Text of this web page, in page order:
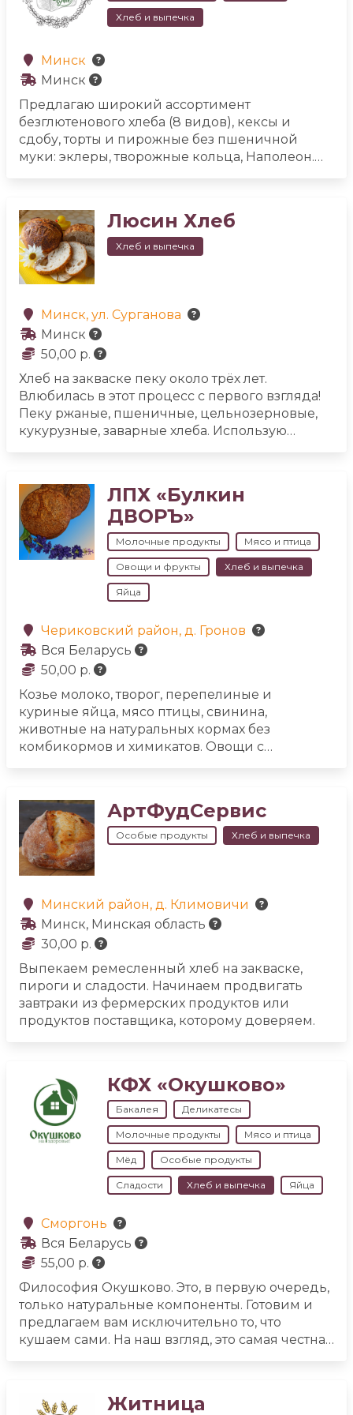
Хлеб и выпечка
Минск
Минск
Предлагаю широкий ассортимент
безглютенового хлеба (8 видов), кексы и
сдобу, торты и пирожные без пшеничной
муки: эклеры, творожные кольца, Наполеон.
подробно рассказываю о том, как и из каких
продуктов я готовлю, чтобы Вы могли
проверить, подходят ли именно Вам мои
изделия.Подробные составы и описания
хлеба и сладостей Вы найдете на странице в
личных сообщениях.
Люсин Хлеб
Хлеб и выпечка
Минск, ул. Сурганова
Минск
50,00 р.
Хлеб на закваске пеку около трёх лет.
Влюбилась в этот процесс с первого взгляда!
Пеку ржаные, пшеничные, цельнозерновые,
кукурузные, заварные хлеба. Использую
вкус.Пеку небольшим количеством, поэтому
успеваю каждой буханке передать частичку
своей души :)С удовольствием обучу вас
этому увлекательным процессу. Пусть у вас
дома тоже всегда будет аромат
свежеиспеченного хлеба!
ЛПХ «Булкин
ДВОРЪ»
Молочные продукты Мясо и птица
Овощи и фрукты Хлеб и выпечка
Яйца
Чериковский район, д. Гронов
Вся Беларусь
50,00 р.
Козье молоко, творог, перепелиные и
куриные яйца, мясо птицы, свинина,
животные на натуральных кормах без
комбикормов и химикатов. Овощи с
высшего сорта на закваске или дрожжах.
АртФудСервис
Особые продукты Хлеб и выпечка
Минский район, д. Климовичи
Минск, Минская область
30,00 р.
Выпекаем ремесленный хлеб на закваске,
пироги и сладости. Начинаем продвигать
завтраки из фермерских продуктов или
продуктов поставщика, которому доверяем.
КФХ «Окушково»
Бакалея Деликатесы
Молочные продукты Мясо и птица
Мёд Особые продукты
Сладости Хлеб и выпечка Яйца
Сморгонь
Вся Беларусь
55,00 р.
Философия Окушково. Это, в первую очередь,
только натуральные компоненты. Готовим и
предлагаем вам исключительно то, что
кушаем сами. На наш взгляд, это самая честная
про нас. Нам тепло от мысли, что в каждом
Житница